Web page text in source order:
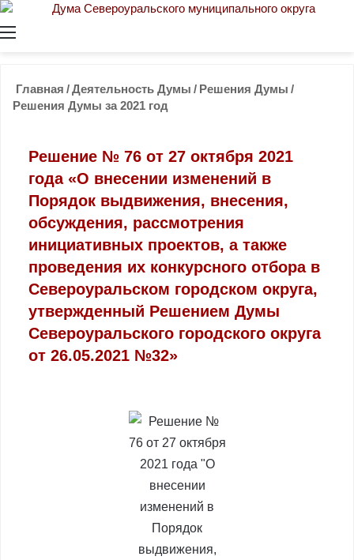
Главная /Деятельность Думы / Решения Думы /
Решения Думы за 2021 год
Решение № 76 от 27 октября 2021
года «О внесении изменений в
Порядок выдвижения, внесения,
обсуждения, рассмотрения
инициативных проектов, а также
проведения их конкурсного отбора в
Североуральском городском округа,
утвержденный Решением Думы
Североуральского городского округа
от 26.05.2021 №32»